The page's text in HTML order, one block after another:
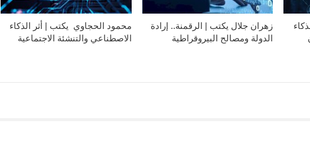
محمود الحجاوي يكتب | أثر الذكاء
الاصطناعي والتنشئة الاجتماعية
زهران جلال يكتب | الرقمنة.. إرادة
الدولة ومصالح البيروقراطية